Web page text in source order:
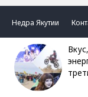
Недра Якутии
Вкус, музыка и